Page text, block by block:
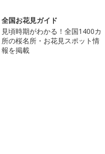
全国お花見ガイド
見頃時期がわかる！全国1400カ
所の桜名所・お花見スポット情
報を掲載